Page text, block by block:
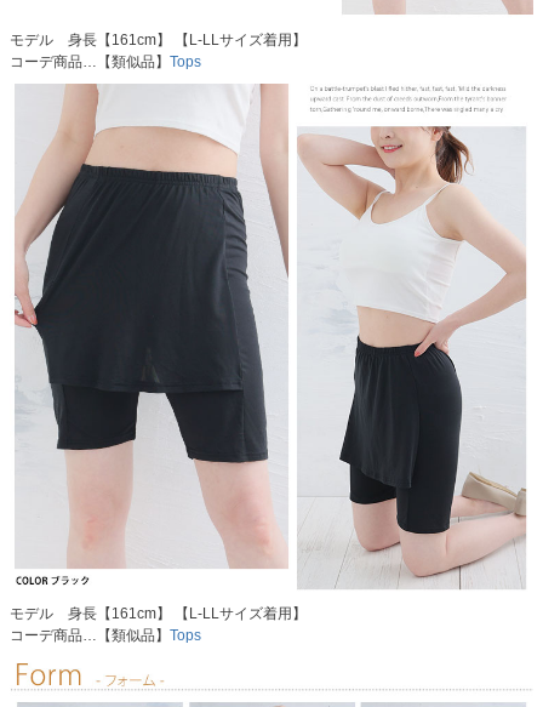
モデル 身長【161cm】 【L-LLサイズ着用】
コーデ商品…【類似品】 Tops
モデル 身長【161cm】 【L-LLサイズ着用】
コーデ商品…【類似品】 Tops